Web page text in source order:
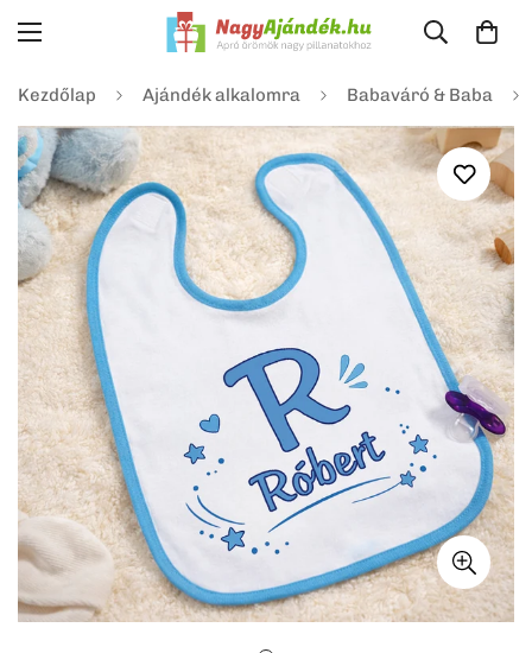
Kezdőlap Ajándék alkalomra Babaváró & Baba